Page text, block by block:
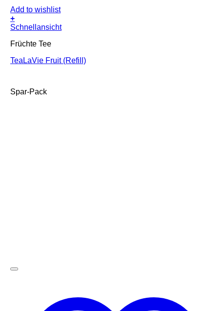
Add to wishlist
+
Schnellansicht
Früchte Tee
TeaLaVie Fruit (Refill)
Spar-Pack